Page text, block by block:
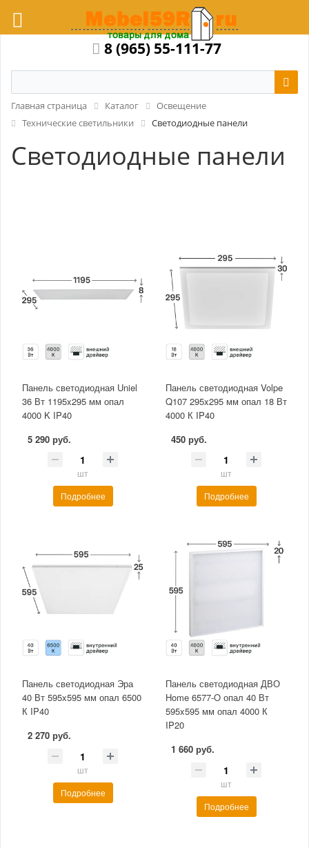
8 (965) 55-111-77
Главная страница Каталог
Освещение
Технические светильники
Светодиодные панели
Светодиодные панели
Панель светодиодная Uniel
36 Вт 1195x295 мм опал
4000 K IP40
5 290 руб.
шт
Подробнее
Панель светодиодная Volpe
Q107 295x295 мм опал 18 Вт
4000 К IP40
450 руб.
шт
Подробнее
Панель светодиодная Эра
40 Вт 595x595 мм опал 6500
К IP40
2 270 руб.
шт
Подробнее
Панель светодиодная ДВО
Home 6577-O опал 40 Вт
595x595 мм опал 4000 К
IP20
1 660 руб.
шт
Подробнее